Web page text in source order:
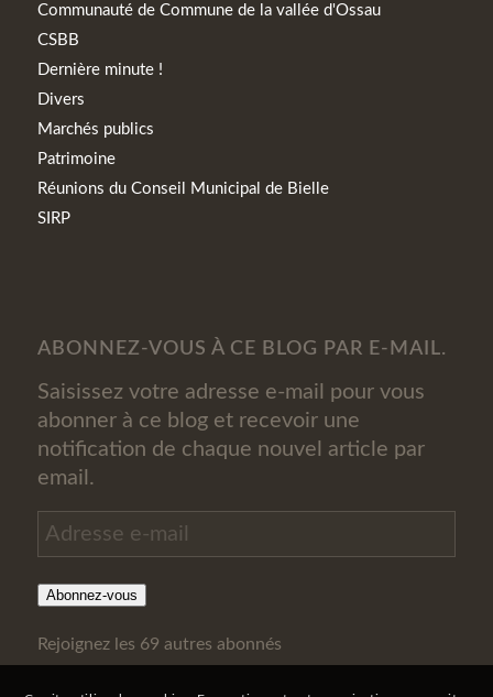
Communauté de Commune de la vallée d'Ossau
CSBB
Dernière minute !
Divers
Marchés publics
Patrimoine
Réunions du Conseil Municipal de Bielle
SIRP
ABONNEZ-VOUS À CE BLOG PAR E-MAIL.
Saisissez votre adresse e-mail pour vous
abonner à ce blog et recevoir une
notification de chaque nouvel article par
email.
Adresse
e-
mail
Abonnez-vous
Rejoignez les 69 autres abonnés